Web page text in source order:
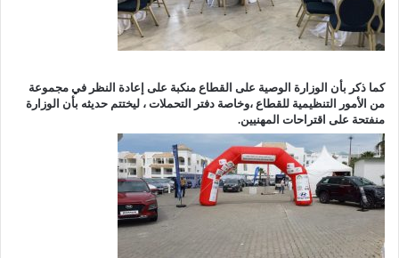
كما ذكر بأن الوزارة الوصية على القطاع منكبة على إعادة النظر في مجموعة
من الأمور التنظيمية للقطاع ،وخاصة دفتر التحملات ، ليختتم حديثه بأن الوزارة
منفتحة على اقتراحات المهنيين.